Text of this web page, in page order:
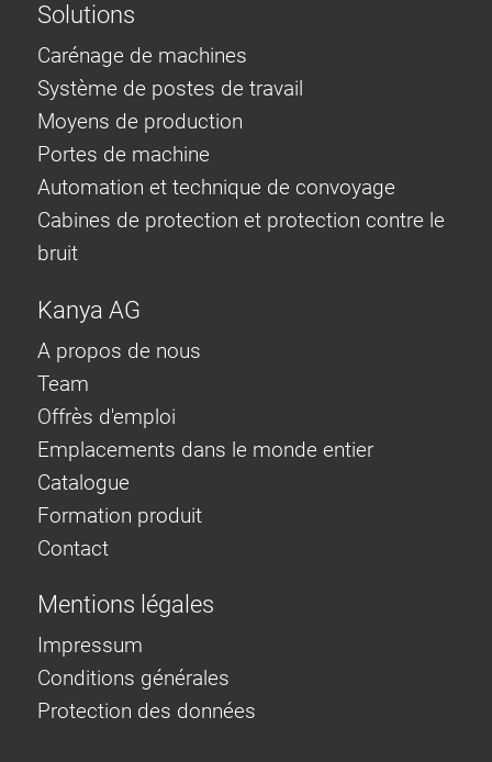
Solutions
Carénage de machines
Système de postes de travail
Moyens de production
Portes de machine
Automation et technique de convoyage
Cabines de protection et protection contre le
bruit
Kanya AG
A propos de nous
Team
Offrès d'emploi
Emplacements dans le monde entier
Catalogue
Formation produit
Contact
Mentions légales
Impressum
Conditions générales
Protection des données